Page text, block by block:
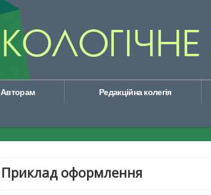
Авторам Редакційна колегія
Приклад оформлення